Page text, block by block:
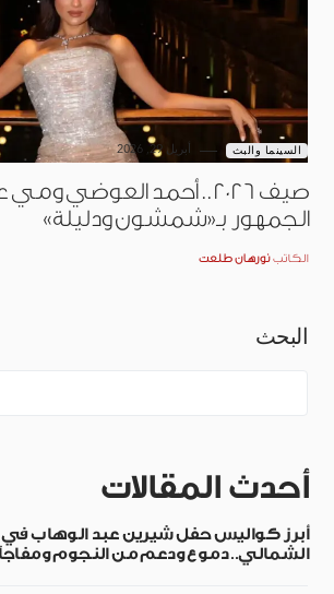
السينما والبث أبريل 29, 2026
صيف 2026.. أحمد العوضي
الجمهور بـ«شمشون ودليلة»
الكاتب نورهان طلعت
البحث
أحدث المقالات
أبرز كواليس حفل شيرين عبد الوهاب
الشمالي.. دموع ودعم من النجوم